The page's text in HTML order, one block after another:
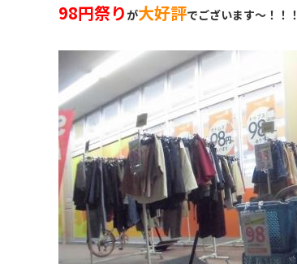
98円祭り が大好評でございます〜！！！